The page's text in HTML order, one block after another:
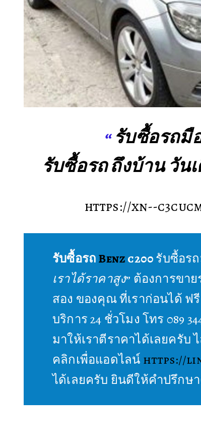
“รับซื้อรถมื
รับซื้อรถ ถึงบ้านวัน
https://xn--
รับซื้อรถBenzc200รับซื้อร
เราได้ราคาสูง” ต้องการขา
สอง ของคุณ ที่เราก่อนได้ ฟ
บริการ 24 ชั่วโมง โทร 089
มาให้เราตีราคาได้เลยครับ
คลิกเพื่อแอดไลน์ https://
ได้เลยครับ ยินดีให้คำปรึกษ